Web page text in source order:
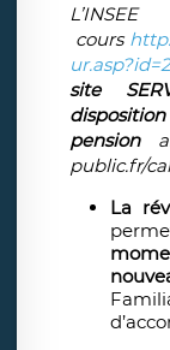
cours
site
pension
public.fr/
La